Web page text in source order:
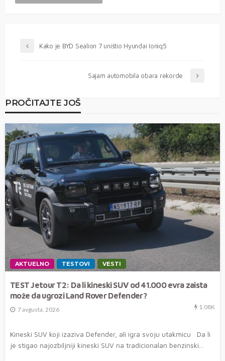
Kako je BYD Sealion 7 uništio Hyundai Ioniq5
Sajam automobila obara rekorde
PROČITAJTE JOŠ
AKTUELNO TESTOVI VESTI
TEST Jetour T2: Da li kineski SUV od 41.000 evra zaista
može da ugrozi Land Rover Defender?
7 avgusta, 2026 1.08K
Kineski SUV koji izaziva Defender, ali igra svoju utakmicu Da li
je stigao najozbiljniji kineski SUV na tradicionalan benzinski...